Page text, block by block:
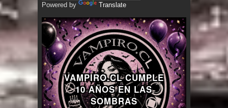
Powered by Translate
VAMPIRO.CL CUMPLE
10 AÑOS EN LAS
SOMBRAS